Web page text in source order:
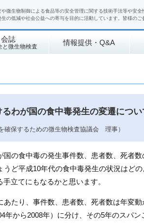
や微生物制御による食品等の安全管理に関する技術手法等や安全
の低減や社会公益への寄与を目的に活動しています。皆様のご
会誌
と微生物検査 情報提供・Q&A
わが国の食中毒発生の変遷につい
確保するための微生物検査協議会 理事）
国の食中毒の発生事件数、患者数、死者
うど平成10年代の食中毒発生の状況はど
立てにもなるかと思います。
あたり、事件数、患者数、死者数は年変
年から2008年）に分け、その5年のスパ